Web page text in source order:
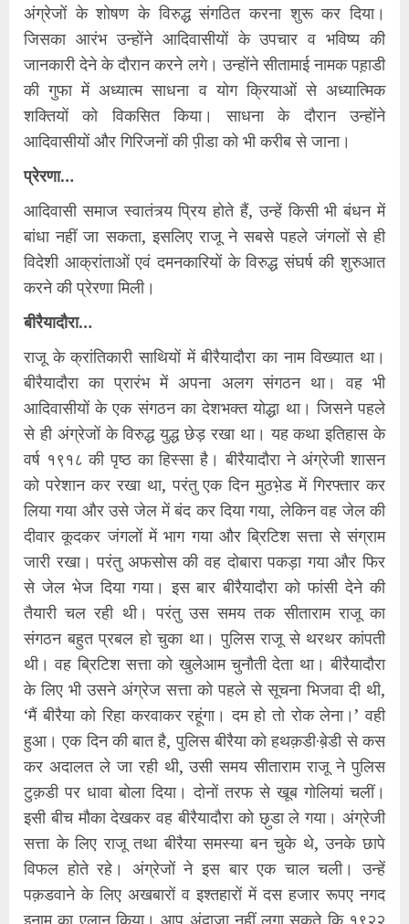
अंग्रेजों के शोषण के विरुद्ध संगठित करना शुरू कर दिया।
जिसका आरंभ उन्होंने आदिवासीयों के उपचार व भविष्य की
जानकारी देने के दौरान करने लगे। उन्होंने सीतामाई नामक पह़ाडी
की गुफा में अध्यात्म साधना व योग क्रियाओं से अध्यात्मिक
शक्तियों को विकसित किया। साधना के दौरान उन्होंने
आदिवासीयों और गिरिजनों की प़ीडा को भी करीब से जाना।
प्रेरणा…
आदिवासी समाज स्वातंत्र्य प्रिय होते हैं, उन्हें किसी भी बंधन में
बांधा नहीं जा सकता, इसलिए राजू ने सबसे पहले जंगलों से ही
विदेशी आक्रांताओं एवं दमनकारियों के विरुद्ध संघर्ष की शुरुआत
करने की प्रेरणा मिली।
बीरैयादौरा…
राजू के क्रांतिकारी साथियों में बीरैयादौरा का नाम विख्यात था।
बीरैयादौरा का प्रारंभ में अपना अलग संगठन था। वह भी
आदिवासीयों के एक संगठन का देशभक्त योद्धा था। जिसने पहले
से ही अंग्रेजों के विरुद्ध युद्ध छेड़ रखा था। यह कथा इतिहास के
वर्ष १९१८ की पृष्ठ का हिस्सा है। बीरैयादौरा ने अंग्रेजी शासन
को परेशान कर रखा था, परंतु एक दिन मुठभ़ेड में गिरफ्तार कर
लिया गया और उसे जेल में बंद कर दिया गया, लेकिन वह जेल की
दीवार कूदकर जंगलों में भाग गया और ब्रिटिश सत्ता से संग्राम
जारी रखा। परंतु अफसोस की वह दोबारा पकड़ा गया और फिर
से जेल भेज दिया गया। इस बार बीरैयादौरा को फांसी देने की
तैयारी चल रही थी। परंतु उस समय तक सीताराम राजू का
संगठन बहुत प्रबल हो चुका था। पुलिस राजू से थरथर कांपती
थी। वह ब्रिटिश सत्ता को खुलेआम चुनौती देता था। बीरैयादौरा
के लिए भी उसने अंग्रेज सत्ता को पहले से सूचना भिजवा दी थी,
‘मैं बीरैया को रिहा करवाकर रहूंगा। दम हो तो रोक लेना।’ वही
हुआ। एक दिन की बात है, पुलिस बीरैया को हथक़डी·ब़ेडी से कस
कर अदालत ले जा रही थी, उसी समय सीताराम राजू ने पुलिस
टुक़डी पर धावा बोला दिया। दोनों तरफ से खूब गोलियां चलीं।
इसी बीच मौका देखकर वह बीरैयादौरा को छ़ुडा ले गया। अंग्रेजी
सत्ता के लिए राजू तथा बीरैया समस्या बन चुके थे, उनके छापे
विफल होते रहे। अंग्रेजों ने इस बार एक चाल चली। उन्हें
पक़डवाने के लिए अखबारों व इश्तहारों में दस हजार रूपए नगद
इनाम का एलान किया। आप अंदाजा नहीं लगा सकते कि १९२२